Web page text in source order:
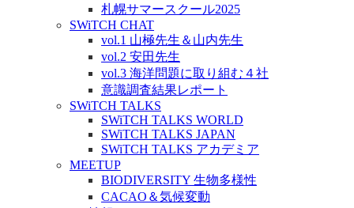
札幌サマースクール2025
SWiTCH CHAT
vol.1 山極先生＆山内先生
vol.2 安田先生
vol.3 海洋問題に取り組む４社
意識調査結果レポート
SWiTCH TALKS
SWiTCH TALKS WORLD
SWiTCH TALKS JAPAN
SWiTCH TALKS アカデミア
MEETUP
BIODIVERSITY 生物多様性
CACAO＆気候変動